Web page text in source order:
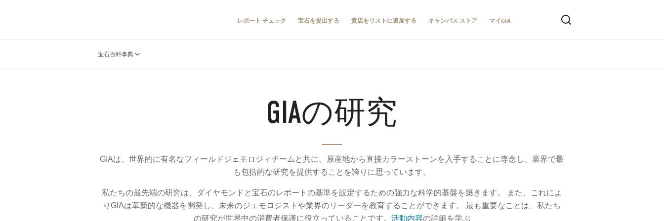
レポート チェック 宝石を提出する 貴店をリストに追加する キャンパス ストア マイGIA
宝石百科事典
GIAの研究
GIAは、世界的に有名なフィールドジェモロジィチームと共に、原産地から直接カラーストーンを入手することに専念し、業界で最
も包括的な研究を提供することを誇りに思っています。
私たちの最先端の研究は、ダイヤモンドと宝石のレポートの基準を設定するための強力な科学的基盤を築きます。 また、これによ
りGIAは革新的な機器を開発し、未来のジェモロジストや業界のリーダーを教育することができます。 最も重要なことは、私たち
の研究が世界中の消費者保護に役立っていることです。 活動内容の詳細を学ぶ